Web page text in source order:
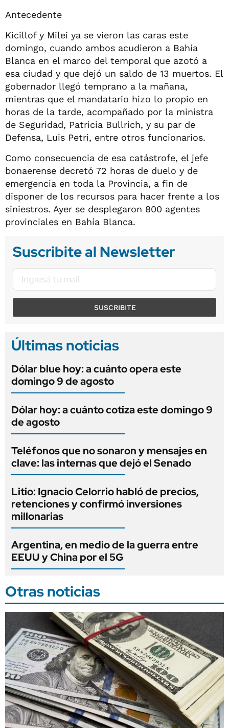
Antecedente
Kicillof y Milei ya se vieron las caras este
domingo, cuando ambos acudieron a Bahía
Blanca en el marco del temporal que azotó a
esa ciudad y que dejó un saldo de 13 muertos. El
gobernador llegó temprano a la mañana,
mientras que el mandatario hizo lo propio en
horas de la tarde, acompañado por la ministra
de Seguridad, Patricia Bullrich, y su par de
Defensa, Luis Petri, entre otros funcionarios.
Como consecuencia de esa catástrofe, el jefe
bonaerense decretó 72 horas de duelo y de
emergencia en toda la Provincia, a fin de
disponer de los recursos para hacer frente a los
siniestros. Ayer se desplegaron 800 agentes
provinciales en Bahía Blanca.
Suscribite al Newsletter
SUSCRIBITE
Últimas noticias
Dólar blue hoy: a cuánto opera este
domingo 9 de agosto
Dólar hoy: a cuánto cotiza este domingo 9
de agosto
Teléfonos que no sonaron y mensajes en
clave: las internas que dejó el Senado
Litio: Ignacio Celorrio habló de precios,
retenciones y confirmó inversiones
millonarias
Argentina, en medio de la guerra entre
EEUU y China por el 5G
Otras noticias